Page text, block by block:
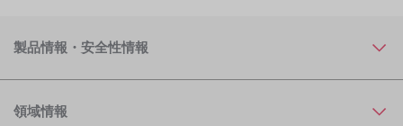
製品情報・安全性情報
領域情報